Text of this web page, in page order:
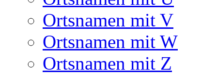
Ortsnamen mit V
Ortsnamen mit W
Ortsnamen mit Z